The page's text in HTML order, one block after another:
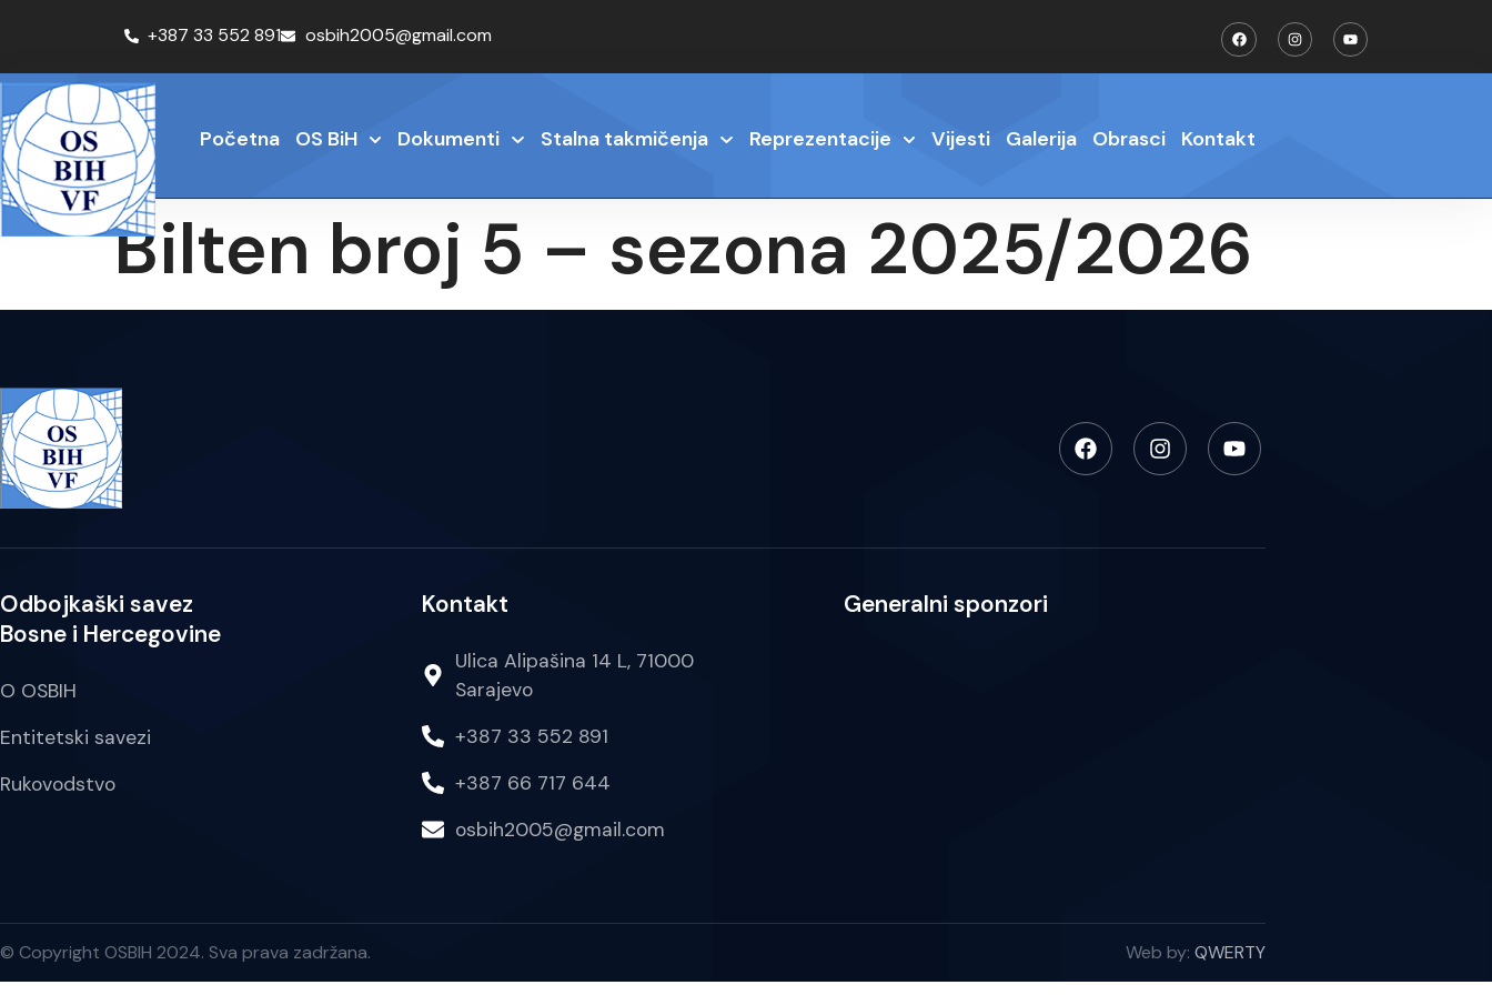
+387 33 552 891 osbih2005@gmail.com
Početna OS BiH Dokumenti Stalna takmičenja Reprezentacije Vijesti Galerija Obrasci Kontakt
Bilten broj 5 – sezona 2025/2026
Odbojkaški savez
Bosne i Hercegovine
O OSBIH
Entitetski savezi
Rukovodstvo
Kontakt
Ulica Alipašina 14 L, 71000
Sarajevo
+387 33 552 891
+387 66 717 644
osbih2005@gmail.com
Generalni sponzori
© Copyright OSBIH 2024. Sva prava zadržana. Web by: QWERTY